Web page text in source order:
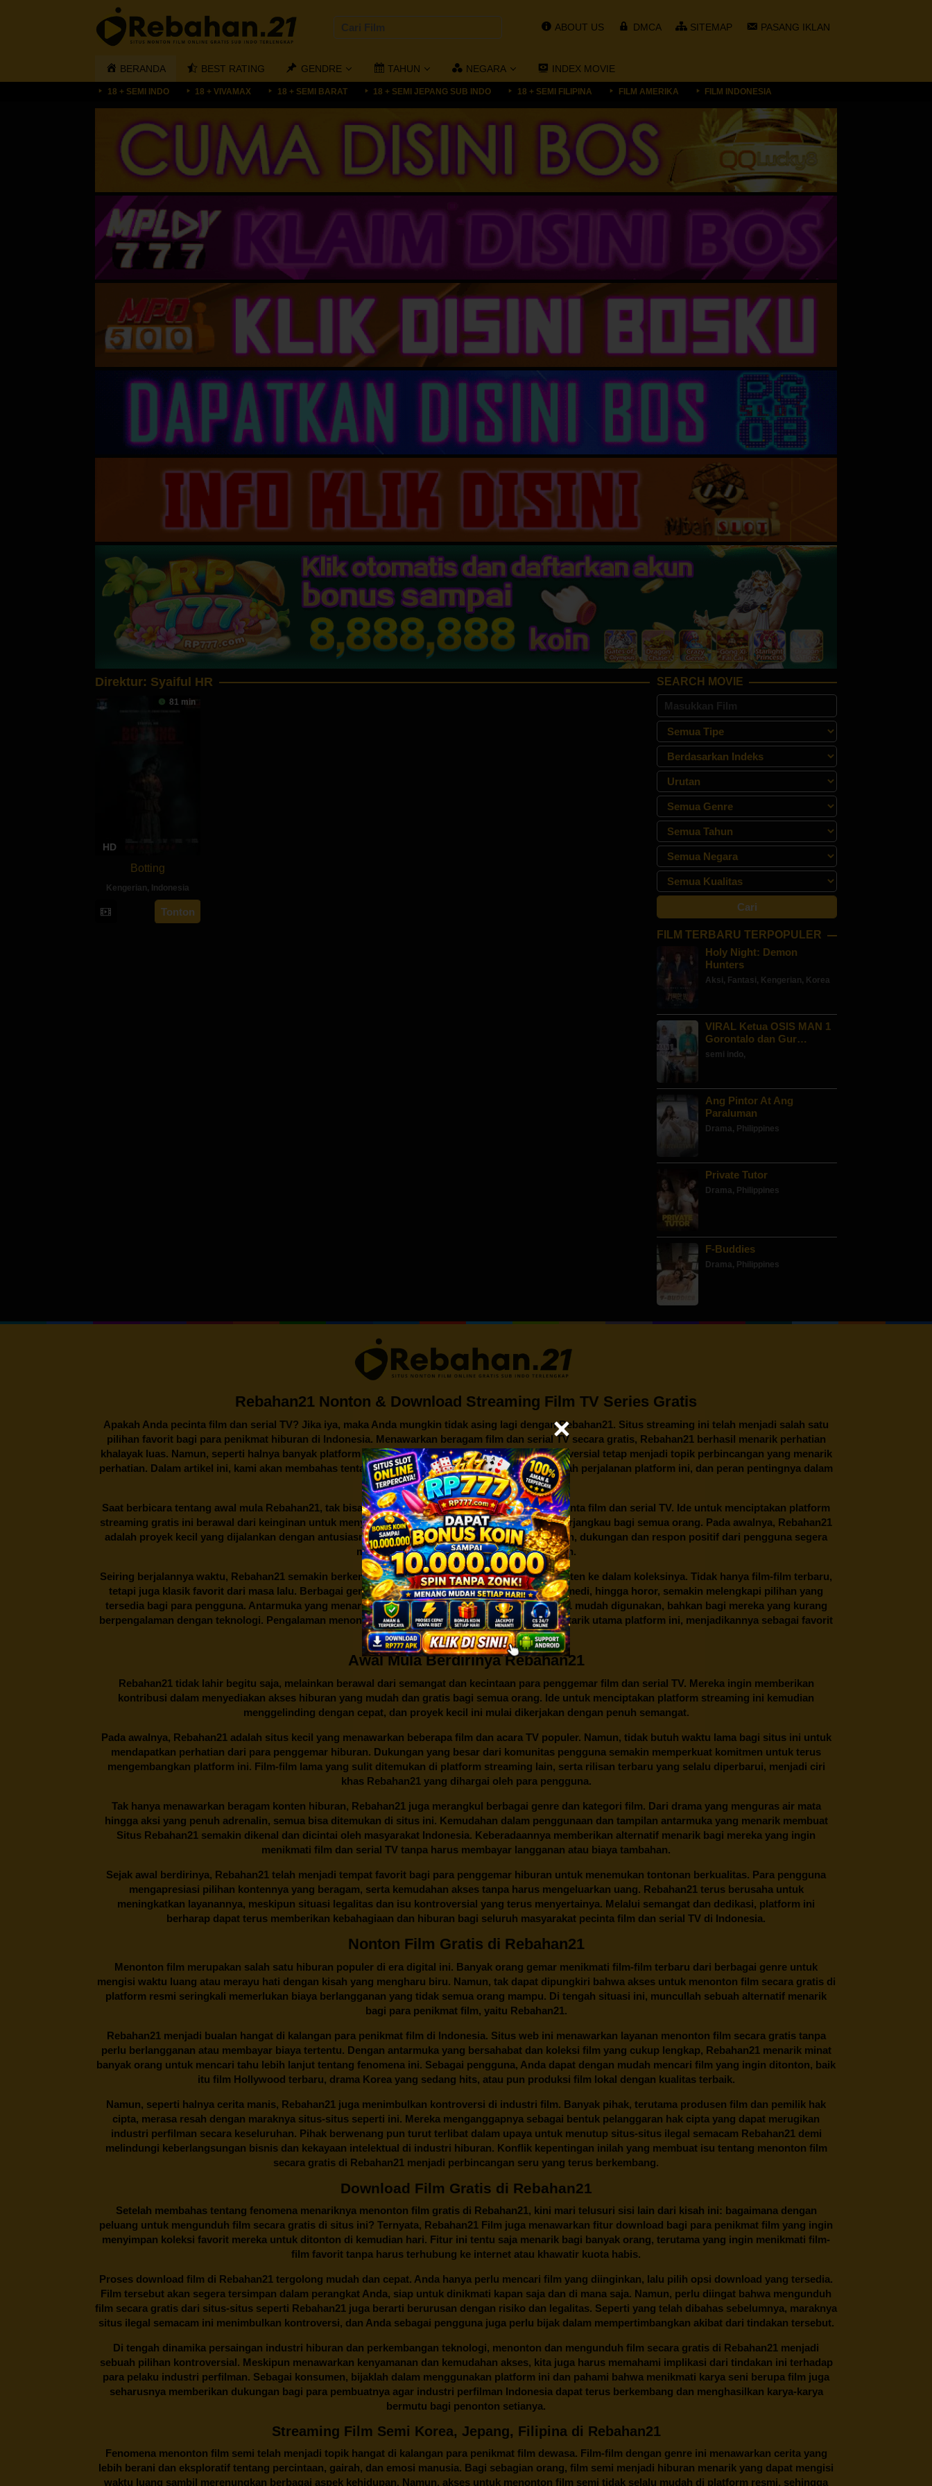
ABOUT US DMCA SITEMAP PASANG IKLAN
BERANDA BEST RATING GENDRE TAHUN NEGARA INDEX MOVIE
18 + SEMI INDO 18 + VIVAMAX 18 + SEMI BARAT 18 + SEMI JEPANG SUB INDO 18 + SEMI FILIPINA FILM AMERIKA FILM INDONESIA
Direktur: Syaiful HR
81 min
HD
Botting
Kengerian, Indonesia
Mar
Syaiful
HR
Tonton
SEARCH MOVIE
FILM TERBARU TERPOPULER
Holy Night: Demon
Hunters
Aksi , Fantasi , Kengerian, Korea
VIRAL Ketua OSIS MAN 1
Gorontalo dan Gur…
semi indo,
Ang Pintor At Ang
Paraluman
Drama, Philippines
Private Tutor
Drama, Philippines
F-Buddies
Drama, Philippines
Rebahan21 Nonton & Download Streaming Film TV Series Gratis
Apakah Anda pecinta film dan serial TV? Jika iya, maka Anda mungkin tidak asing lagi denganRebahan21. Situs streaming ini telah menjadi salah satu
pilihan favorit bagi para penikmat hiburan di Indonesia. Menawarkan beragam film dan serial TV secara gratis, Rebahan21berhasil menarik perhatian
khalayak luas. Namun, seperti halnya banyak platform streaming lainnya, legalitas dan isu kontroversial tetap menjadi topik perbincangan yang menarik
perhatian. Dalam artikel ini, kami akan membahas tentang awal mula berdirinya Rebahan21, sejarah perjalanan platform ini, dan peran pentingnya dalam
dunia hiburan Indonesia.
Saat berbicara tentang awal mula Rebahan21, tak bisa lepas dari gairah dan semangat para pencinta film dan serial TV. Ide untuk menciptakan platform
streaming gratis ini berawal dari keinginan untuk menyediakan akses hiburan yang mudah dan terjangkau bagi semua orang. Pada awalnya, Rebahan21
adalah proyek kecil yang dijalankan dengan antusiasme dari sekelompok penggemar film. Namun, dukungan dan respon positif dari pengguna segera
mendorongnya untuk berkembang lebih jauh.
Seiring berjalannya waktu, Rebahan21 semakin berkembang dan menambahkan lebih banyak konten ke dalam koleksinya. Tidak hanya film-film terbaru,
tetapi juga klasik favorit dari masa lalu. Berbagai genre dan kategori, mulai dari aksi, drama, komedi, hingga horor, semakin melengkapi pilihan yang
tersedia bagi para pengguna. Antarmuka yang menarik dan sederhana juga membuatRebahan21mudah digunakan, bahkan bagi mereka yang kurang
berpengalaman dengan teknologi. Pengalaman menonton yang nyaman dan lancar menjadi daya tarik utama platform ini, menjadikannya sebagai favorit
di antara berbagai situs streaming.
Awal Mula Berdirinya Rebahan21
Rebahan21tidak lahir begitu saja, melainkan berawal dari semangat dan kecintaan para penggemar film dan serial TV. Mereka ingin memberikan
kontribusi dalam menyediakan akses hiburan yang mudah dan gratis bagi semua orang. Ide untuk menciptakan platform streaming ini kemudian
menggelinding dengan cepat, dan proyek kecil ini mulai dikerjakan dengan penuh semangat.
Pada awalnya, Rebahan21adalah situs kecil yang menawarkan beberapa film dan acara TV populer. Namun, tidak butuh waktu lama bagi situs ini untuk
mendapatkan perhatian dari para penggemar hiburan. Dukungan yang besar dari komunitas pengguna semakin memperkuat komitmen untuk terus
mengembangkan platform ini. Film-film lama yang sulit ditemukan di platform streaming lain, serta rilisan terbaru yang selalu diperbarui, menjadi ciri
khas Rebahan21yang dihargai oleh para pengguna.
Tak hanya menawarkan beragam konten hiburan, Rebahan21 juga merangkul berbagai genre dan kategori film. Dari drama yang menguras air mata
hingga aksi yang penuh adrenalin, semua bisa ditemukan di situs ini. Kemudahan dalam penggunaan dan tampilan antarmuka yang menarik membuat
Situs Rebahan21 semakin dikenal dan dicintai oleh masyarakat Indonesia. Keberadaannya memberikan alternatif menarik bagi mereka yang ingin
menikmati film dan serial TV tanpa harus membayar langganan atau biaya tambahan.
Sejak awal berdirinya, Rebahan21 telah menjadi tempat favorit bagi para penggemar hiburan untuk menemukan tontonan berkualitas. Para pengguna
mengapresiasi pilihan kontennya yang beragam, serta kemudahan akses tanpa harus mengeluarkan uang. Rebahan21terus berusaha untuk
meningkatkan layanannya, meskipun situasi legalitas dan isu kontroversial yang terus menyertainya. Melalui semangat dan dedikasi, platform ini
berharap dapat terus memberikan kebahagiaan dan hiburan bagi seluruh masyarakat pecinta film dan serial TV di Indonesia.
Nonton Film Gratis di Rebahan21
Menonton film merupakan salah satu hiburan populer di era digital ini. Banyak orang gemar menikmati film-film terbaru dari berbagai genre untuk
mengisi waktu luang atau merayu hati dengan kisah yang mengharu biru. Namun, tak dapat dipungkiri bahwa akses untuk menonton film secara gratis di
platform resmi seringkali memerlukan biaya berlangganan yang tidak semua orang mampu. Di tengah situasi ini, muncullah sebuah alternatif menarik
bagi para penikmat film, yaitu Rebahan21.
Rebahan21menjadi bualan hangat di kalangan para penikmat film di Indonesia. Situs web ini menawarkan layanan menonton film secara gratis tanpa
perlu berlangganan atau membayar biaya tertentu. Dengan antarmuka yang bersahabat dan koleksi film yang cukup lengkap, Rebahan21menarik minat
banyak orang untuk mencari tahu lebih lanjut tentang fenomena ini. Sebagai pengguna, Anda dapat dengan mudah mencari film yang ingin ditonton, baik
itu film Hollywood terbaru, drama Korea yang sedang hits, atau pun produksi film lokal dengan kualitas terbaik.
Namun, seperti halnya cerita manis, Rebahan21 juga menimbulkan kontroversi di industri film. Banyak pihak, terutama produsen film dan pemilik hak
cipta, merasa resah dengan maraknya situs-situs seperti ini. Mereka menganggapnya sebagai bentuk pelanggaran hak cipta yang dapat merugikan
industri perfilman secara keseluruhan. Pihak berwenang pun turut terlibat dalam upaya untuk menutup situs-situs ilegal semacam Rebahan21 demi
melindungi keberlangsungan bisnis dan kekayaan intelektual di industri hiburan. Konflik kepentingan inilah yang membuat isu tentang menonton film
secara gratis di Rebahan21 menjadi perbincangan seru yang terus berkembang.
Download Film Gratis di Rebahan21
Setelah membahas tentang fenomena menariknya menonton film gratis di Rebahan21, kini mari telusuri sisi lain dari kisah ini: bagaimana dengan
peluang untuk mengunduh film secara gratis di situs ini? Ternyata, Rebahan21 Film juga menawarkan fitur download bagi para penikmat film yang ingin
menyimpan koleksi favorit mereka untuk ditonton di kemudian hari. Fitur ini tentu saja menarik bagi banyak orang, terutama yang ingin menikmati film-
film favorit tanpa harus terhubung ke internet atau khawatir kuota habis.
Proses download film di Rebahan21 tergolong mudah dan cepat. Anda hanya perlu mencari film yang diinginkan, lalu pilih opsi download yang tersedia.
Film tersebut akan segera tersimpan dalam perangkat Anda, siap untuk dinikmati kapan saja dan di mana saja. Namun, perlu diingat bahwa mengunduh
film secara gratis dari situs-situs seperti Rebahan21 juga berarti berurusan dengan risiko dan legalitas. Seperti yang telah dibahas sebelumnya, maraknya
situs ilegal semacam ini menimbulkan kontroversi, dan Anda sebagai pengguna juga perlu bijak dalam mempertimbangkan akibat dari tindakan tersebut.
Di tengah dinamika persaingan industri hiburan dan perkembangan teknologi, menonton dan mengunduh film secara gratis di Rebahan21 menjadi
sebuah pilihan kontroversial. Meskipun menawarkan kenyamanan dan kemudahan akses, kita juga harus memahami implikasi dari tindakan ini terhadap
para pelaku industri perfilman. Sebagai konsumen, bijaklah dalam menggunakan platform ini dan pahami bahwa menikmati karya seni berupa film juga
seharusnya memberikan dukungan bagi para pembuatnya agar industri perfilman Indonesia dapat terus berkembang dan menghasilkan karya-karya
bermutu bagi penonton setianya.
Streaming Film Semi Korea, Jepang, Filipina di Rebahan21
Fenomena menonton film semi telah menjadi topik hangat di kalangan para penikmat film dewasa. Film-film dengan genre ini menawarkan cerita yang
lebih berani dan eksploratif tentang percintaan, gairah, dan emosi manusia. Bagi sebagian orang, film semi menjadi hiburan menarik yang dapat mengisi
waktu luang sambil merenungkan berbagai aspek kehidupan. Namun, akses untuk menonton film semi tidak selalu mudah di platform resmi, sehingga